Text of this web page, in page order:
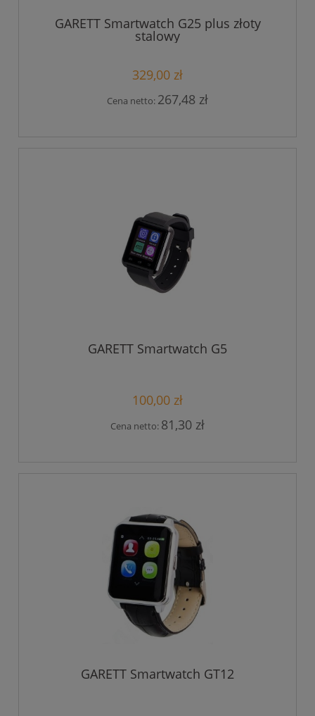
GARETT Smartwatch G25 plus złoty
stalowy
329,00 zł
Cena netto: 267,48 zł
GARETT Smartwatch G5
100,00 zł
Cena netto: 81,30 zł
GARETT Smartwatch GT12